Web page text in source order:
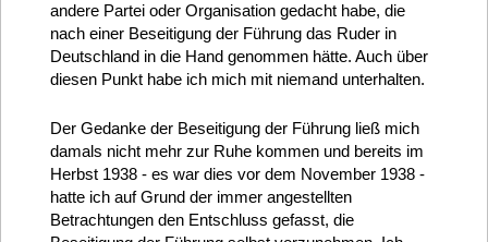
andere Partei oder Organisation gedacht habe, die
nach einer Beseitigung der Führung das Ruder in
Deutschland in die Hand genommen hätte. Auch über
diesen Punkt habe ich mich mit niemand unterhalten.
Der Gedanke der Beseitigung der Führung ließ mich
damals nicht mehr zur Ruhe kommen und bereits im
Herbst 1938 - es war dies vor dem November 1938 -
hatte ich auf Grund der immer angestellten
Betrachtungen den Entschluss gefasst, die